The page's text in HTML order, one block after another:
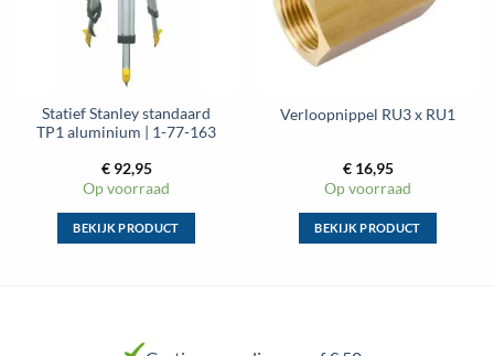
Statief Stanley standaard
TP1 aluminium | 1-77-163
€92,95
Op voorraad
BEKIJK PRODUCT
variaties.
Verloopnippel RU3 x RU1
€16,95
Op voorraad
BEKIJK PRODUCT